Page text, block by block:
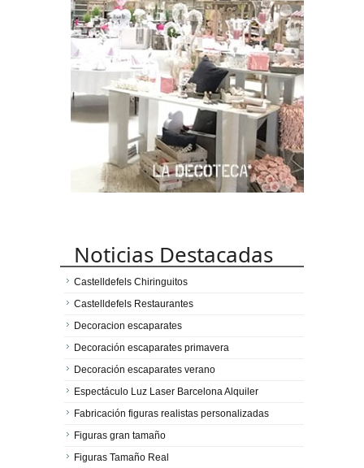
Noticias Destacadas
Castelldefels Chiringuitos
Castelldefels Restaurantes
Decoracion escaparates
Decoración escaparates primavera
Decoración escaparates verano
Espectáculo Luz Laser Barcelona Alquiler
Fabricación figuras realistas personalizadas
Figuras gran tamaño
Figuras Tamaño Real